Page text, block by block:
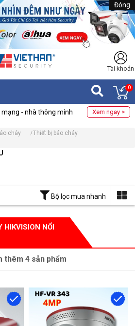
Đóng
Tài khoản
0
mạng - nhà thông minh Xem ngay >
cháy
Thiết bị báo cháy
Bộ lọc mua nhanh
HIKVISION NỔI
thêm 4 sản phẩm